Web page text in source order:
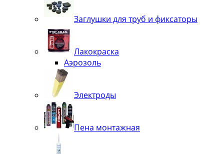
Заглушки для труб и фиксаторы
Лакокраска
Аэрозоль
Электроды
Пена монтажная